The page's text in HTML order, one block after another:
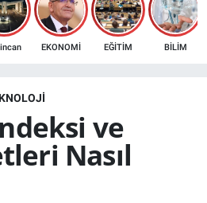
EKONOMİ EĞİTİM BİLİM
ve
Nasıl